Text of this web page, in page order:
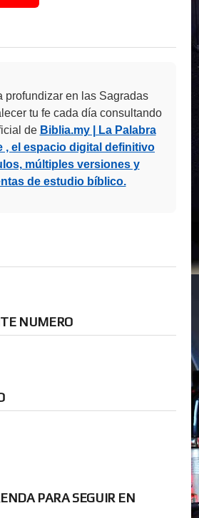
profundizar en las Sagradas
tu fe cada día consultando
de Biblia.my | La Palabra
, el espacio digital definitivo
múltiples versiones y
de estudio bíblico.
NUMERO
PARA SEGUIR EN